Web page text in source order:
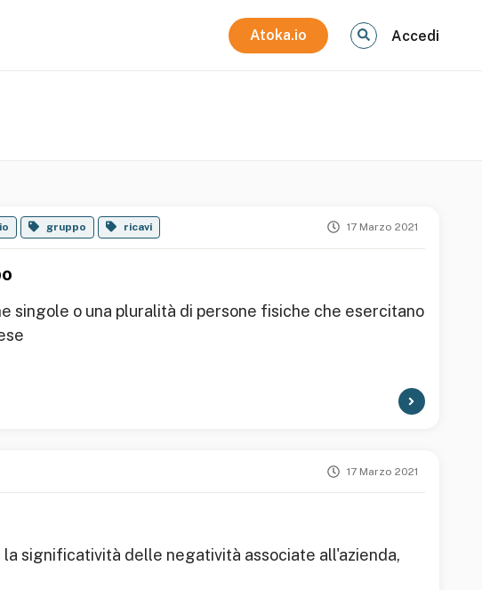
Atoka.io Accedi
gruppo ricavi 17 Marzo 2021
singole o una pluralità di persone fisiche che esercitano
17 Marzo 2021
significatività delle negatività associate all'azienda,